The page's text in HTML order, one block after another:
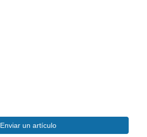
Enviar un artículo